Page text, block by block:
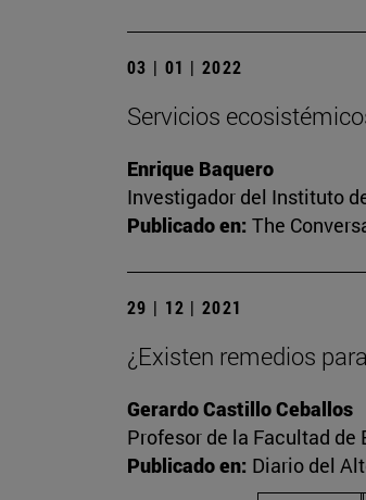
03 | 01 | 2022
Servicios
Enrique Baquero
Investigador del Instituto
Publicado en: The
29 | 12 | 2021
¿Existen remedios
Gerardo Castillo Ceballos
Profesor de la Facultad
Publicado en: Diario del